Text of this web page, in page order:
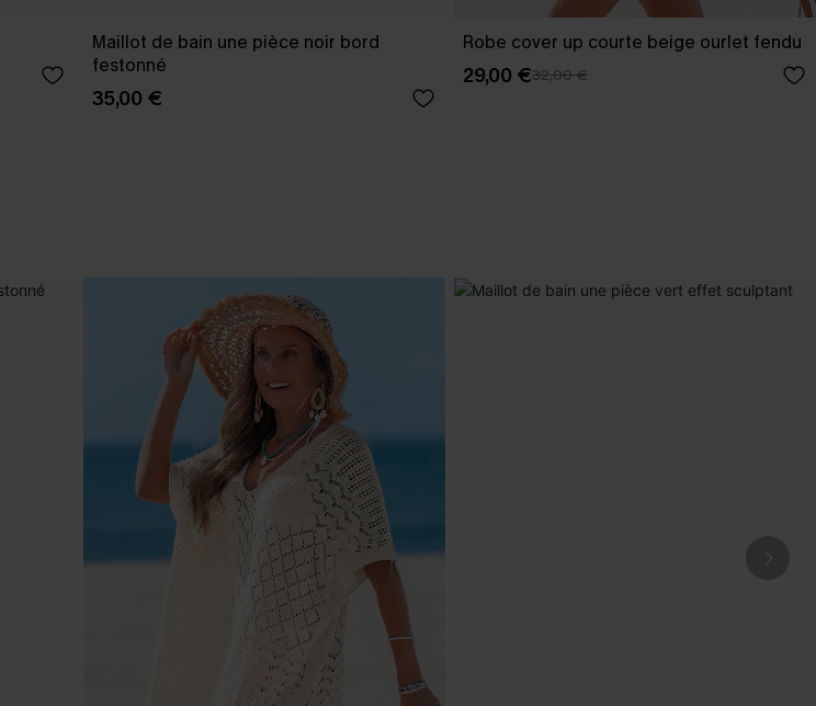
Maillot de bain une pièce noir bord
festonné
35,00 €
Robe cover up courte beige ourlet fendu
29,00 €32,00 €